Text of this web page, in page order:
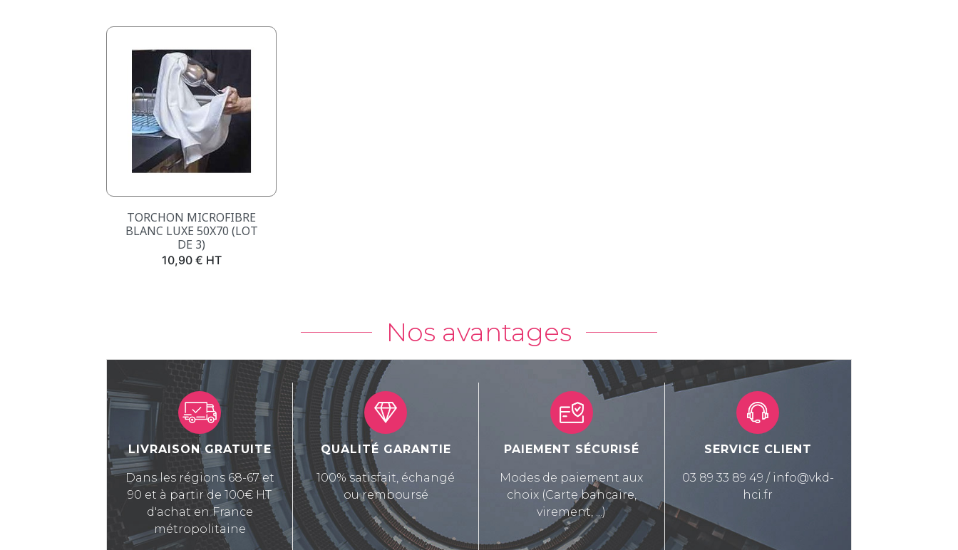
Aperçu rapide
TORCHON MICROFIBRE
BLANC LUXE 50X70 (LOT
DE 3)
Prix
10,90 € HT
Nos avantages
LIVRAISON GRATUITE
Dans les régions 68-67 et
90 et à partir de 100€ HT
d'achat en France
métropolitaine
QUALITÉ GARANTIE
100% satisfait, échangé
ou remboursé
PAIEMENT SÉCURISÉ
Modes de paiement aux
choix (Carte bancaire,
virement, ...)
SERVICE CLIENT
03 89 33 89 49 / info@vkd-
hci.fr